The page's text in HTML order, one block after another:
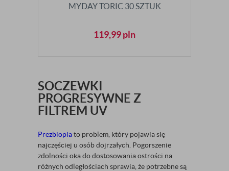
MYDAY TORIC 30 SZTUK
119,99pln
SOCZEWKI
PROGRESYWNE Z
FILTREM UV
Prezbiopiato problem, który pojawia się
najczęściej u osób dojrzałych. Pogorszenie
zdolności oka do dostosowania ostrości na
różnych odległościach sprawia, że potrzebne są